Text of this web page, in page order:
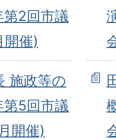
2回市議
開催)
施政等の
5回市議
開催)